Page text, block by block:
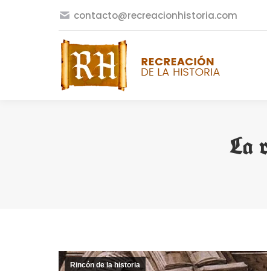
contacto@recreacionhistoria.com
La
Rincón de la historia